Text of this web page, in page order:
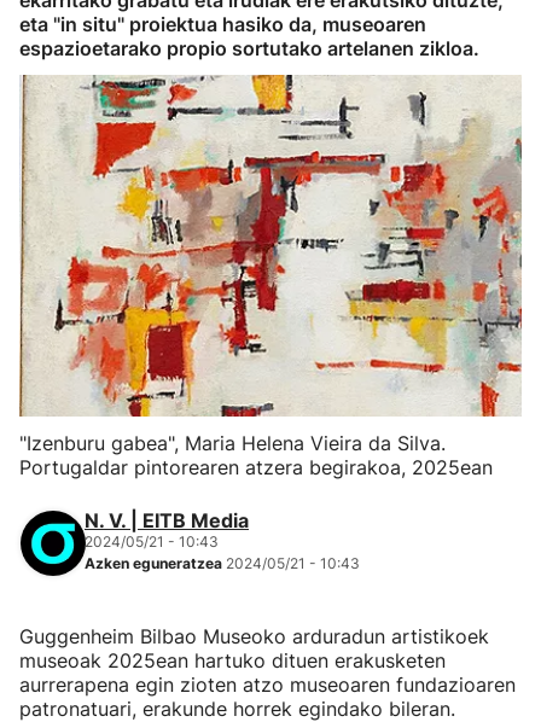
eta "in situ" proiektua hasiko da, museoaren
espazioetarako propio sortutako artelanen zikloa.
"Izenburu gabea", Maria Helena Vieira da Silva.
Portugaldar pintorearen atzera begirakoa, 2025ean
N. V. | EITB Media
2024/05/21 - 10:43
Azken eguneratzea 2024/05/21 - 10:43
Guggenheim Bilbao Museoko arduradun artistikoek
museoak 2025ean hartuko dituen erakusketen
aurrerapena egin zioten atzo museoaren fundazioaren
patronatuari, erakunde horrek egindako bileran.